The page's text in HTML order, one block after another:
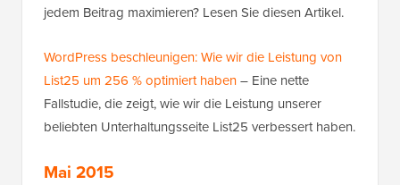
jedem Beitrag maximieren? Lesen Sie diesen Artikel.
WordPress beschleunigen: Wie wir die Leistung von
List25 um 256 % optimiert haben– Eine nette
Fallstudie, die zeigt, wie wir die Leistung unserer
beliebten Unterhaltungsseite List25 verbessert haben.
Mai 2015